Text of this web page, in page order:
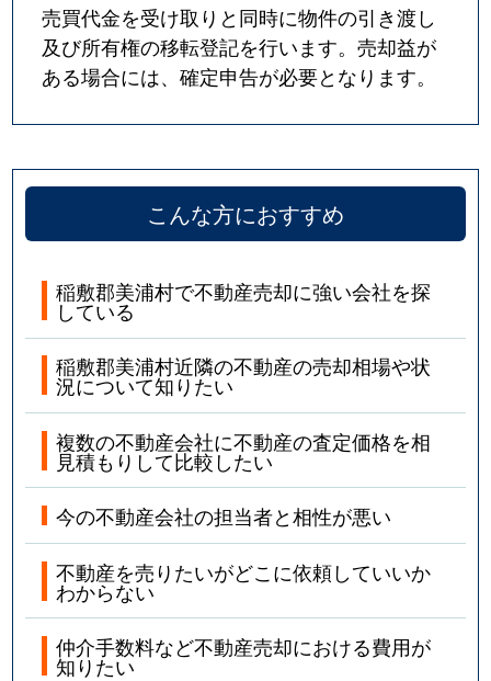
売買代金を受け取りと同時に物件の引き渡し
及び所有権の移転登記を行います。売却益が
ある場合には、確定申告が必要となります。
こんな方におすすめ
稲敷郡美浦村で不動産売却に強い会社を探
している
稲敷郡美浦村近隣の不動産の売却相場や状
況について知りたい
複数の不動産会社に不動産の査定価格を相
見積もりして比較したい
今の不動産会社の担当者と相性が悪い
不動産を売りたいがどこに依頼していいか
わからない
仲介手数料など不動産売却における費用が
知りたい